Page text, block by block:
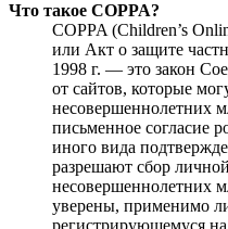
Что такое COPPA?
COPPA (Children’s
или Акт о защите
1998 г. — это закон
от сайтов, которые
несовершеннолетних
письменное согласие
иного вида
разрешают сбор
несовершеннолетних
уверены, применимо
регистрирующемуся